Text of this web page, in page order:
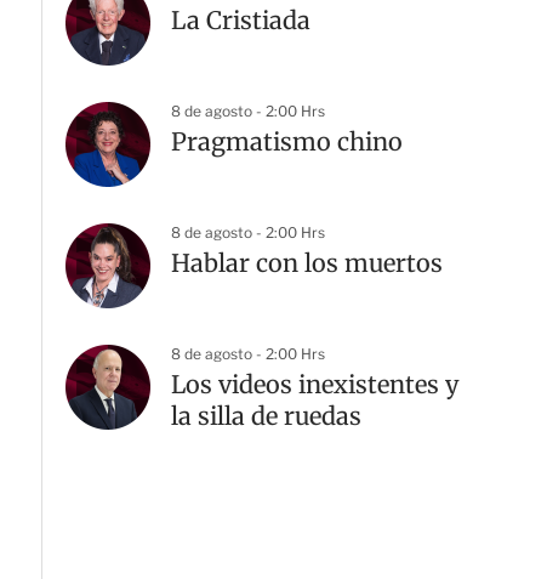
La Cristiada
8 de agosto - 2:00 Hrs
Pragmatismo chino
8 de agosto - 2:00 Hrs
Hablar con los muertos
8 de agosto - 2:00 Hrs
Los videos inexistentes y
la silla de ruedas